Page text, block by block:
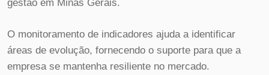
gestão em Minas Gerais.
O monitoramento de indicadores ajuda a identificar
áreas de evolução, fornecendo o suporte para que a
empresa se mantenha resiliente no mercado.